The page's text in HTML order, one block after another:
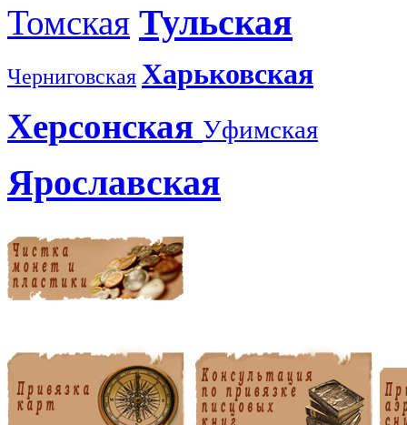
Томская Тульская
Черниговская Харьковская
Херсонская Уфимская
Ярославская